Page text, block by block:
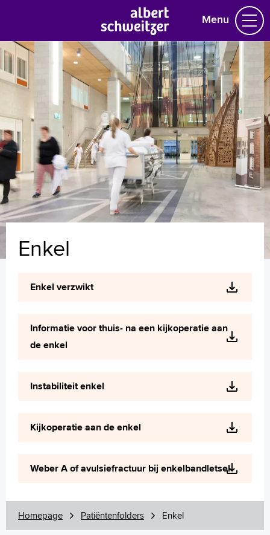
Menu
Homepage
Praktische informatie
Specialismen
Werken en leren
Medewerkers
Contact
MijnASz
Language
Français
Türkçe
Enkel
Enkel verzwikt
Informatie voor thuis- na een kijkoperatie aan
de enkel
Instabiliteit enkel
Kijkoperatie aan de enkel
Weber A of avulsiefractuur bij enkelbandletsel
Homepage Patiëntenfolders Enkel